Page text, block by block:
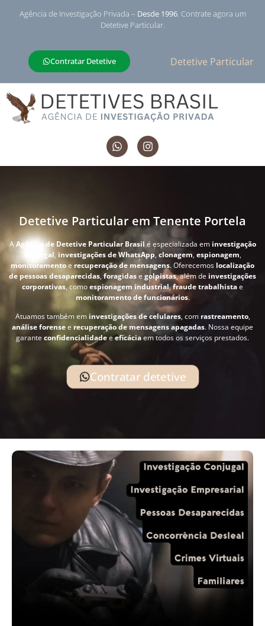
Agência de Investigação Privada – Desde 1996. Contrate agora um
Detetive Particular.
Contratar Detetive Detetive Particular
Detetive Particular em Tenente Portela
AAgência de Detetive Particular Brasil é especializada em investigação
conjugal, investigações de WhatsApp, clonagem,espionagem,
monitoramentoe recuperação de mensagens. Oferecemos localização
de pessoas desaparecidas, foragidase golpistas, além de investigações
corporativas, comoespionagem industrial,fraude trabalhistae
monitoramento de funcionários.
Atuamos também em investigações de celulares, com rastreamento,
análise forensee recuperação de mensagens apagadas. Nossa equipe
garante confidencialidadeeeficáciaem todos os serviços prestados.
Contratar detetive